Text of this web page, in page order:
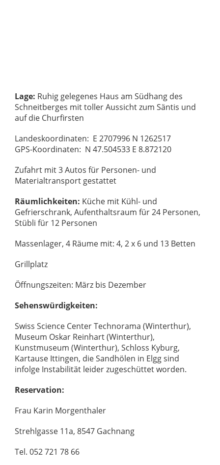
Lage: Ruhig gelegenes Haus am Südhang des
Schneitberges mit toller Aussicht zum Säntis und
auf die Churfirsten
Landeskoordinaten: E 2707996 N 1262517
GPS-Koordinaten: N 47.504533 E 8.872120
Zufahrt mit 3 Autos für Personen- und
Materialtransport gestattet
Räumlichkeiten: Küche mit Kühl- und
Gefrierschrank, Aufenthaltsraum für 24 Personen,
Stübli für 12 Personen
Massenlager, 4 Räume mit: 4, 2 x 6 und 13 Betten
Grillplatz
Öffnungszeiten: März bis Dezember
Sehenswürdigkeiten:
Swiss Science Center Technorama (Winterthur),
Museum Oskar Reinhart (Winterthur),
Kunstmuseum (Winterthur), Schloss Kyburg,
Kartause Ittingen, die Sandhölen in Elgg sind
infolge Instabilität leider zugeschüttet worden.
Reservation:
Frau Karin Morgenthaler
Strehlgasse 11a, 8547 Gachnang
Tel. 052 721 78 66